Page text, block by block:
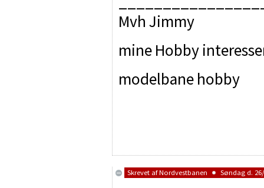
Mvh Jimmy
mine Hobby
modelbane hobby
Skrevet afNordvestbanen Søndag d.